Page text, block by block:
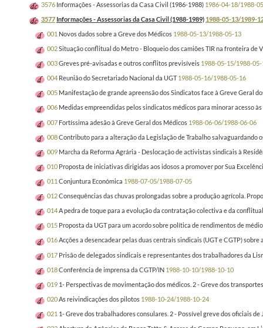
3576 Informações - Assessorias da Casa Civil (1986-1988) 1986-04-18/1988-
3577 Informações - Assessorias da Casa Civil (1988-1989) 1988-05-13/1989-
001 Novos dados sobre a Greve dos Médicos 1988-05-13/1988-05-13
002Situação conflitual do Metro - Bloqueio dos camiões TIR na fronteira de
003Greves pré-avisadas e outros conflitos previsíveis 1988-05-15/1988-05-
004 Reunião do Secretariado Nacional da UGT 1988-05-16/1988-05-16
005 Manifestação de grande apreensão dos Sindicatos face à Greve Geral
006 Medidas empreendidas pelos sindicatos médicos para minorar acesso
007 Fortíssima adesão à Greve Geral dos Médicos 1988-06-06/1988-06-06
008Contributo para a alteração da Legislação de Trabalho salvaguardando
009 Marcha da Reforma Agrária - Deslocação de activistas sindicais à
010 Proposta de iniciativas dirigidas aos idosos a promover por Sua
011 Conjuntura Económica 1988-07-05/1988-07-05
012Consequências das chuvas prolongadas sobre a produção agrícola.
014A pedra de toque para a evolução da contratação colectiva e da
015 Proposta da UGT para um acordo sobre política de rendimentos de
016Acções a desencadear pelas duas centrais sindicais (UGT e CGTP) sobre
017 Prisão de delegados sindicais e representantes dos trabalhadores da
018Conferência de imprensa da CGTP/IN 1988-10-10/1988-10-10
019 1- Perspectivas de movimentação dos médicos. 2 - Greve dos
020As reivindicações dos pilotos 1988-10-24/1988-10-24
021 1- Greve dos trabalhadores consulares. 2 - Possível greve dos oficiais de